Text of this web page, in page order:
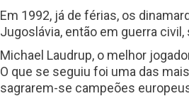
Em 1992, já de férias, os
Jugoslávia, então em guerra
Michael Laudrup, o melhor
O que se seguiu foi uma das
sagrarem-se campeões